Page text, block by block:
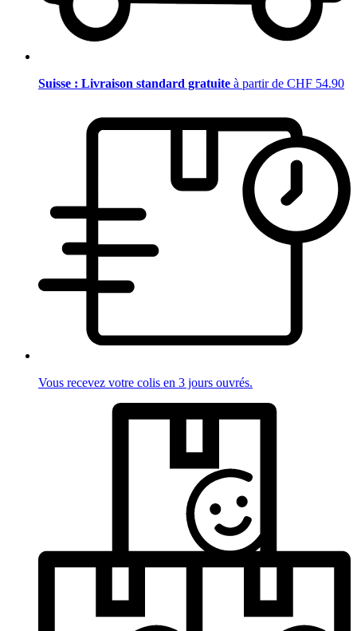
Suisse : Livraison standard gratuite à partir de CHF 54.90
Vous recevez votre colis en 3 jours ouvrés.